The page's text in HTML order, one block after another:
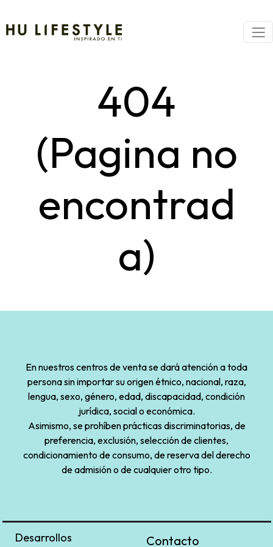
404
(Pagina no
encontrad
a)
En nuestros centros de venta se dará atención a toda
persona sin importar su origen étnico, nacional, raza,
lengua, sexo, género, edad, discapacidad, condición
jurídica, social o económica.
Asimismo, se prohíben prácticas discriminatorias, de
preferencia, exclusión, selección de clientes,
condicionamiento de consumo, de reserva del derecho
de admisión o de cualquier otro tipo.
Desarrollos Contacto